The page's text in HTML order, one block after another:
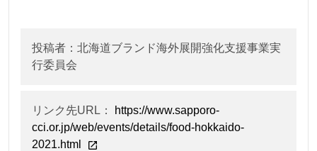
投稿者：北海道ブランド海外展開強化支援事業実
行委員会
リンク先URL：
https://www.sapporo-
cci.or.jp/web/events/details/food-hokkaido-
2021.html